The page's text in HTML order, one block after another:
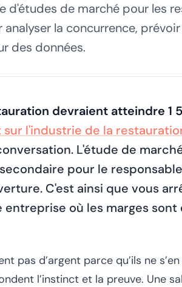
d'études de marché pour les
la concurrence,
des données.
devraient atteindre 1
l'industrie de la
L'étude de
pour le
C'est ainsi que vous
où les marges sont
pas d’argent parce qu’ils ne
l’instinct et la preuve. Une